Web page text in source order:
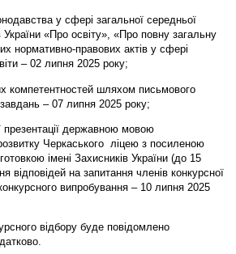
у сфері загальної середньої
України «Про освіту», «Про повну загальну
нормативно-правових актів у сфері
– 02 липня 2025 року;
компетентностей шляхом письмового
– 07 липня 2025 року;
презентації державною мовою
Черкаського ліцею з посиленою
імені Захисників України (до 15
відповідей на запитання членів конкурсної
випробування – 10 липня 2025
відбору буде повідомлено